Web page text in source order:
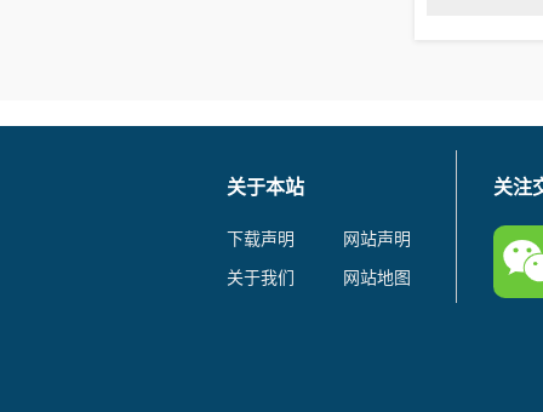
关于本站
下载声明
网站声明
关于我们
网站地图
关注